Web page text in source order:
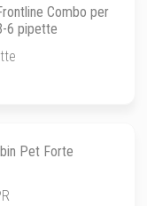
Combo per
6 pipette
Pet Forte